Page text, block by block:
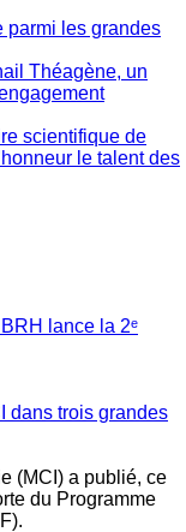
parmi les grandes
Théagène, un
scientifique de
le talent des
lance la 2ᵉ
dans trois grandes
(MCI) a publié, ce
du Programme